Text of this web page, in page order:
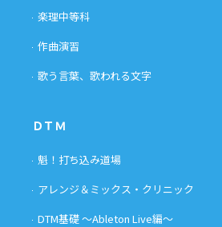
楽理中等科
作曲演習
歌う言葉、歌われる文字
ＤＴＭ
魁！打ち込み道場
アレンジ＆ミックス・クリニック
DTM基礎 〜Ableton Live編〜